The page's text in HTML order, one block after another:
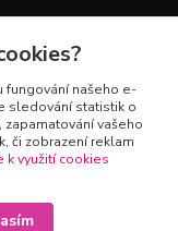
fungování našeho e-
sledování statistik o
vašeho
či zobrazení reklam
k využití cookies